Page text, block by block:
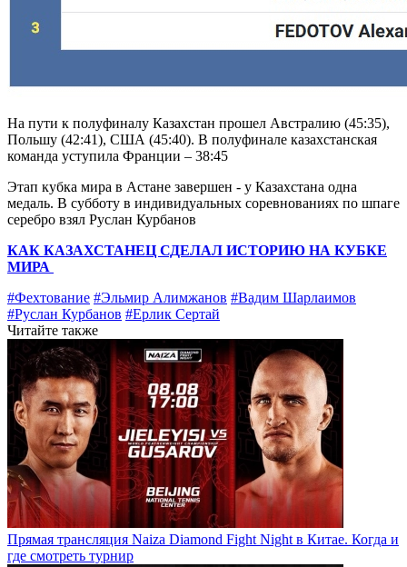
На пути к полуфиналу Казахстан прошел Австралию (45:35),
Польшу (42:41), США (45:40). В полуфинале казахстанская
команда уступила Франции – 38:45
Этап кубка мира в Астане завершен - у Казахстана одна
медаль. В субботу в индивидуальных соревнованиях по шпаге
серебро взял Руслан Курбанов
КАК КАЗАХСТАНЕЦ СДЕЛАЛ ИСТОРИЮ НА КУБКЕ
МИРА
#Фехтование #Эльмир Алимжанов #Вадим Шарлаимов
#Руслан Курбанов #Ерлик Сертай
Читайте также
Прямая трансляция Naiza Diamond Fight Night в Китае. Когда и
где смотреть турнир